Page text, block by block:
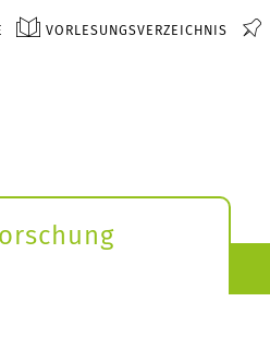
VORLESUNGSVERZEICHNIS